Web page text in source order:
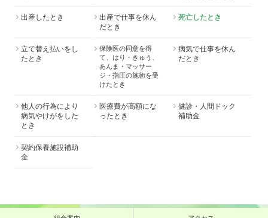
出産したとき
出産で仕事を休ん
だとき
死亡したとき
立て替え払いをし
たとき
保険医の同意を得
て、はり・きゅう、
あんま・マッサー
ジ・指圧の施術を受
けたとき
病気で仕事を休ん
だとき
他人の行為により
病気やけがをした
とき
医療費が高額にな
ったとき
健診・人間ドック
補助金
契約保養施設補助
金